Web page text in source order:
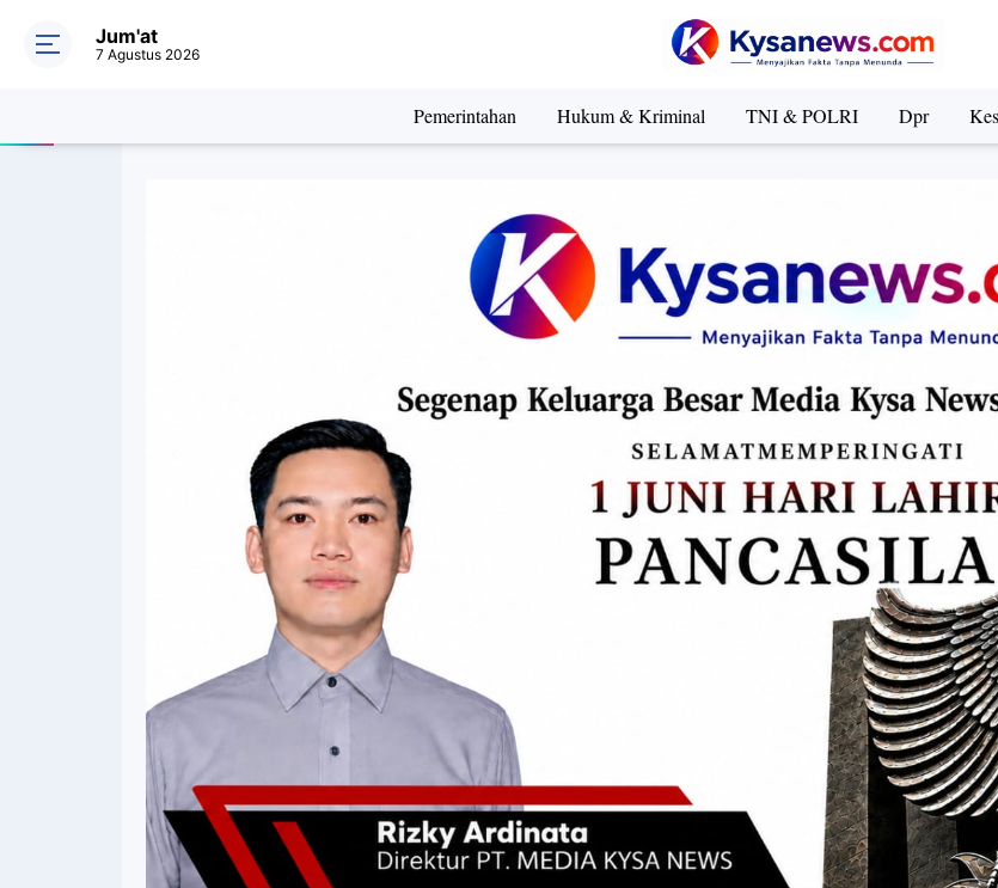
Jum'at
7 Agustus 2026
Pemerintahan Hukum & Kriminal TNI & POLRI Dpr